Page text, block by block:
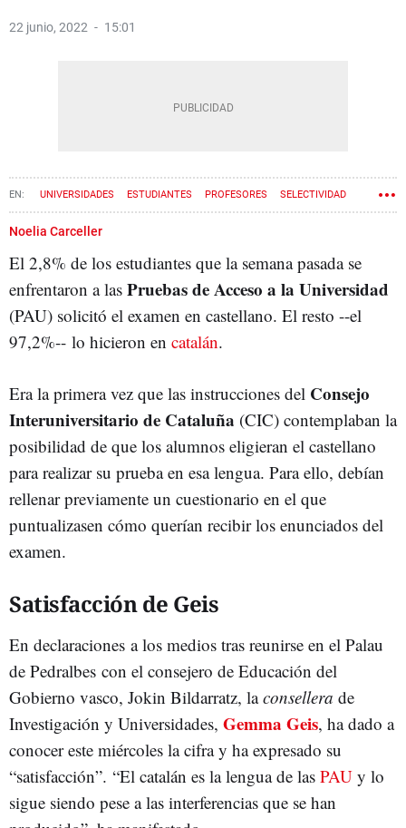
22 junio, 2022 15:01
UNIVERSIDADES ESTUDIANTES PROFESORES SELECTIVIDAD
GEMMA GEIS
Noelia Carceller
El 2,8% de los estudiantes que la semana pasada se
enfrentaron a las Pruebas de Acceso a la Universidad
(PAU) solicitó el examen en castellano. El resto --el
97,2%-- lo hicieron en catalán.
Era la primera vez que las instrucciones del Consejo
Interuniversitario de Cataluña (CIC) contemplaban la
posibilidad de que los alumnos eligieran el castellano
para realizar su prueba en esa lengua. Para ello, debían
rellenar previamente un cuestionario en el que
puntualizasen cómo querían recibir los enunciados del
examen.
Satisfacción de Geis
En declaraciones a los medios tras reunirse en el Palau
de Pedralbes con el consejero de Educación del
Gobierno vasco, Jokin Bildarratz, laconsellera de
Investigación y Universidades, Gemma Geis, ha dado a
conocer este miércoles la cifra y ha expresado su
“satisfacción”. “El catalán es la lengua de las PAU y lo
sigue siendo pese a las interferencias que se han